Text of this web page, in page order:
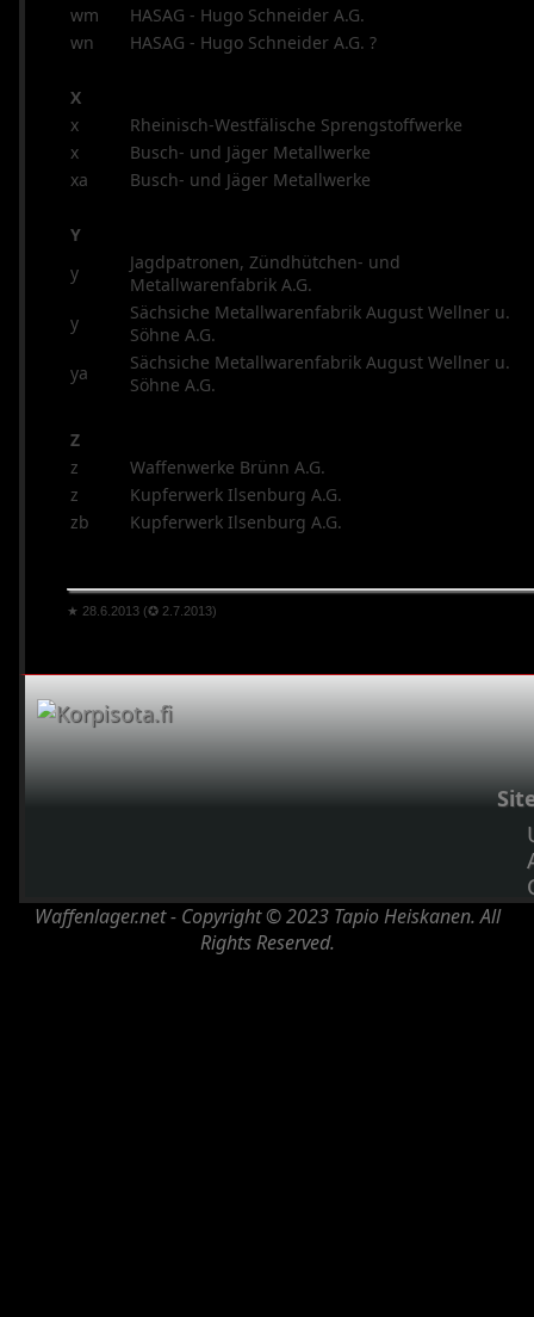
wm
HASAG - Hugo Schneider A.G.
wn
HASAG - Hugo Schneider A.G. ?
X
x
Rheinisch-Westfälische Sprengstoffwerke
x
Busch- und Jäger Metallwerke
xa
Busch- und Jäger Metallwerke
Y
y
Jagdpatronen, Zündhütchen- und
Metallwarenfabrik A.G.
y
Sächsiche Metallwarenfabrik August Wellner u.
Söhne A.G.
ya
Sächsiche Metallwarenfabrik August Wellner u.
Söhne A.G.
Z
z
Waffenwerke Brünn A.G.
z
Kupferwerk Ilsenburg A.G.
zb
Kupferwerk Ilsenburg A.G.
★ 28.6.2013 (✪ 2.7.2013)
Waffenlager.net - Copyright © 2023 Tapio Heiskanen. All
Rights Reserved.